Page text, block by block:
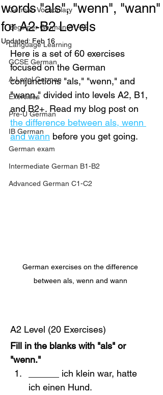
German Vocabulary
Beginner German A1-A2
Language Learning
GCSE German
A-Level German
Exercises
Pre-U German
IB German
German exam
Intermediate German B1-B2
Advanced German C1-C2
words "als", "wenn", "wann"
for A2-B2 Levels
Updated: Feb 16
Here is a set of 60 exercises
focused on the German
conjunctions "als," "wenn," and
"wann," divided into levels A2, B1,
and B2+. Read my blog post on
the difference between als, wenn
and wann before you get going.
German exercises on the difference
between als, wenn and wann
A2 Level (20 Exercises)
Fill in the blanks with "als" or
"wenn."
______ ich klein war, hatte
ich einen Hund.